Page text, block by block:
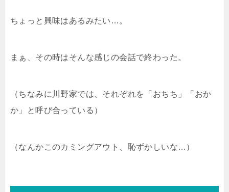
ちょっと興味はあるみたい…。
まぁ、その時はそんな感じの会話で終わった。
（ちなみに川野家では、それぞれを「おちち」「おか
か」と呼び合っている）
（なんかこのカミングアウト、恥ずかしいな…）